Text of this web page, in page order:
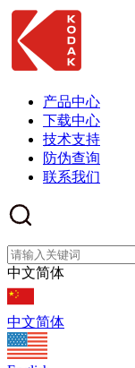
产品中心
下载中心
技术支持
防伪查询
联系我们
中文简体
中文简体